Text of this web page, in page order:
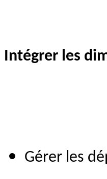
Intégrer les
Gérer les